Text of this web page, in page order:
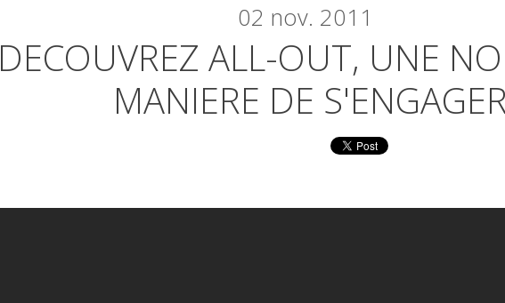
02 nov. 2011
DECOUVREZ ALL-OUT, UNE
MANIERE DE